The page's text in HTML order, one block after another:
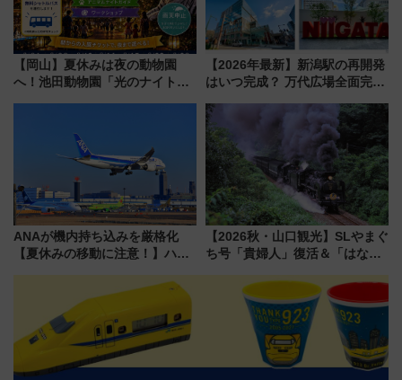
【岡山】夏休みは夜の動物園
へ！池田動物園「光のナイトズ
【2026年最新】新潟駅の再開発
はいつ完成？ 万代広場全面完成
開発、バスタ新潟構想まで徹底
解説！
ANAが機内持ち込みを厳格化
【夏休みの移動に注意！】ハン
「身の回り品」新サイズ制限
(40×30×20cm)おさらい
【2026秋・山口観光】SLやまぐ
ち号「貴婦人」復活＆「はなあ
注目観光列車まとめ きっぷの取
り方は？